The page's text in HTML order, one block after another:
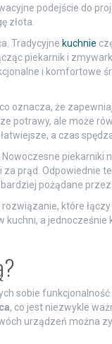
podejście do
złota.
Tradycyjne kuchnie
piekarnik i
i komfortowe
oznacza, że
potrawy, ale może
a czas
piekarniki
za prąd. Odpowiednie
pożądane
które
kuchni, a
sobie funkcjonalność
, co jest niezwykle
urządzeń można